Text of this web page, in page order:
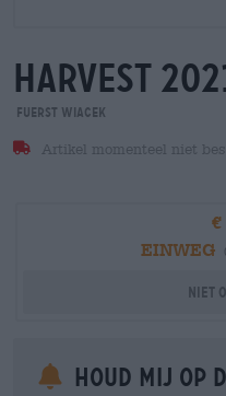
harvest
FUERST WIACEK
Artikel momenteel niet
€
EINWEG
Niet
Houd mij op